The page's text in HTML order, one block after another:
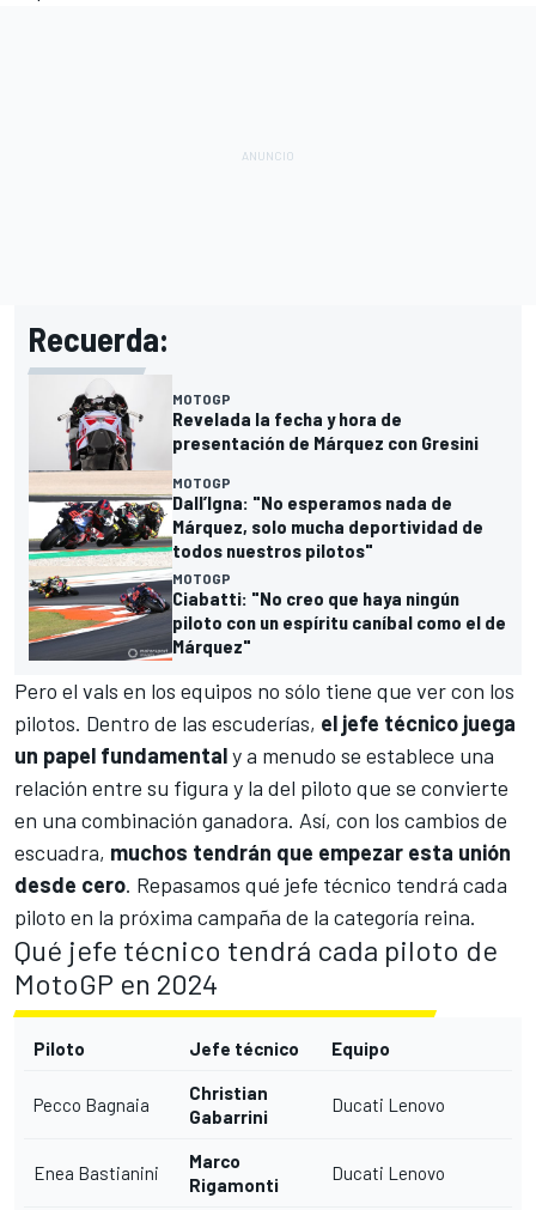
Recuerda:
MOTOGP
Revelada la fecha y hora de
presentación de Márquez con Gresini
MOTOGP
Dall’Igna: "No esperamos nada de
Márquez, solo mucha deportividad de
todos nuestros pilotos"
MOTOGP
Ciabatti: "No creo que haya ningún
piloto con un espíritu caníbal como el de
Márquez"
Pero el vals en los equipos no sólo tiene que ver con los
pilotos. Dentro de las escuderías, el jefe técnico juega
un papel fundamentaly a menudo se establece una
relación entre su figura y la del piloto que se convierte
en una combinación ganadora. Así, con los cambios de
escuadra, muchos tendrán que empezar esta unión
desde cero. Repasamos qué jefe técnico tendrá cada
piloto en la próxima campaña de la categoría reina.
Qué jefe técnico tendrá cada piloto de
MotoGP en 2024
Piloto Jefe técnico Equipo
Pecco Bagnaia
Christian
Gabarrini
Ducati Lenovo
Enea Bastianini
Marco
Rigamonti
Ducati Lenovo